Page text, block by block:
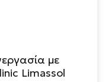
με
Limassol